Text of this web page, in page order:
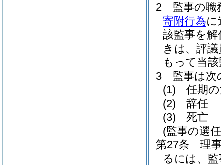
2
監事の職
寄附行為に
該監事を
きは、評
もって当
3
監事は次
(1)
任期
(2)
辞任
(3)
死亡
(監事の選
第27条
理
るには、